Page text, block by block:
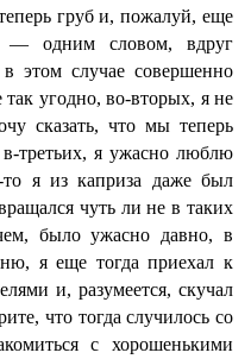
груб и, пожалуй, еще
— одним словом, вдруг
этом случае совершенно
угодно, во-вторых, я не
сказать, что мы теперь
третьих, я ужасно люблю
то я из каприза даже был
чуть ли не в таких
было ужасно давно, в
я еще тогда приехал к
и, разумеется, скучал
что тогда случилось со
с хорошенькими